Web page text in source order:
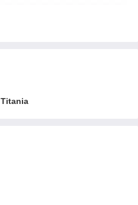
Titania